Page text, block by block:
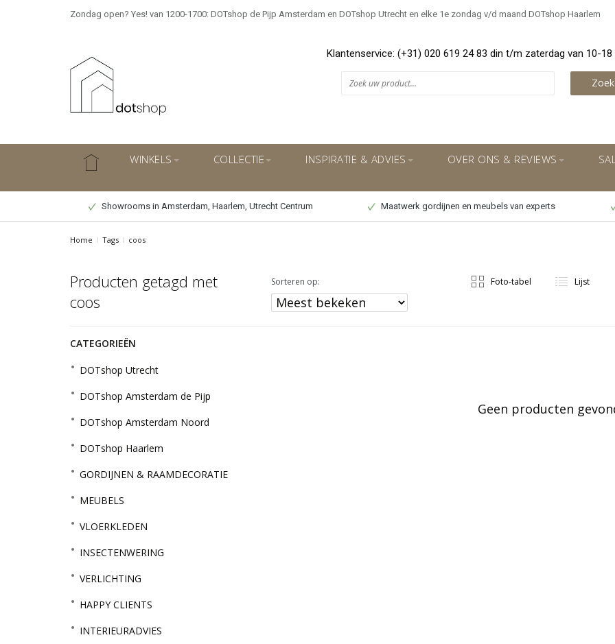
Zondag open? Yes! van 1200-1700: DOTshop de Pijp Amsterdam en DOTshop Utrecht en elke 1e zondag v/d maand DOTshop Haarlem
Klantenservice: (+31) 020 619 24 83 din t/m zaterdag van 10-18
WINKELS COLLECTIE INSPIRATIE & ADVIES OVER ONS & REVIEWS
Showrooms in Amsterdam, Haarlem, Utrecht Centrum Maatwerk gordijnen en meubels van experts
Home / Tags / coos
Producten getagd met
coos
Sorteren op: Foto-tabel Lijst
CATEGORIEËN
DOTshop Utrecht
DOTshop Amsterdam de Pijp
DOTshop Amsterdam Noord
DOTshop Haarlem
GORDIJNEN & RAAMDECORATIE
MEUBELS
VLOERKLEDEN
INSECTENWERING
VERLICHTING
HAPPY CLIENTS
INTERIEURADVIES
Geen producten